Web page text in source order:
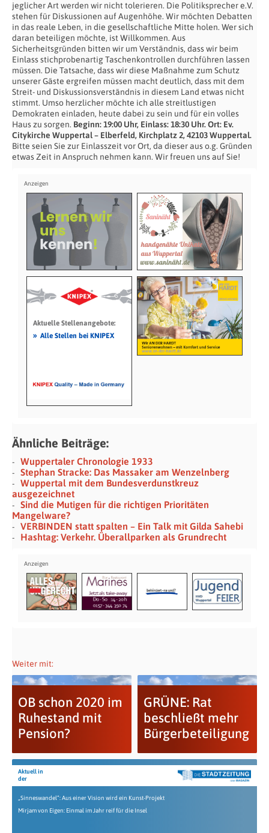
jeglicher Art werden wir nicht tolerieren. Die Politiksprecher e.V.
stehen für Diskussionen auf Augenhöhe. Wir möchten Debatten
in das reale Leben, in die gesellschaftliche Mitte holen. Wer sich
daran beteiligen möchte, ist Willkommen. Aus
Sicherheitsgründen bitten wir um Verständnis, dass wir beim
Einlass stichprobenartig Taschenkontrollen durchführen lassen
müssen. Die Tatsache, dass wir diese Maßnahme zum Schutz
unserer Gäste ergreifen müssen macht deutlich, dass mit dem
Streit- und Diskussionsverständnis in diesem Land etwas nicht
stimmt. Umso herzlicher möchte ich alle streitlustigen
Demokraten einladen, heute dabei zu sein und für ein volles
Haus zu sorgen. Beginn: 19:00 Uhr, Einlass: 18:30 Uhr.Ort: Ev.
Citykirche Wuppertal – Elberfeld, Kirchplatz 2, 42103 Wuppertal.
Bitte seien Sie zur Einlasszeit vor Ort, da dieser aus o.g. Gründen
etwas Zeit in Anspruch nehmen kann. Wir freuen uns auf Sie!
Aktuelle Stellenangebote:
» Alle Stellen bei KNIPEX
Ähnliche Beiträge:
Wuppertaler Chronologie 1933
Stephan Stracke: Das Massaker am Wenzelnberg
Wuppertal mit dem Bundesverdunstkreuz
ausgezeichnet
Sind die Mutigen für die richtigen Prioritäten
Mangelware?
VERBINDEN statt spalten – Ein Talk mit Gilda Sahebi
Hashtag: Verkehr. Überallparken als Grundrecht
Weiter mit:
OB schon 2020 im
Ruhestand mit
Pension?
GRÜNE: Rat
beschließt mehr
Bürgerbeteiligung
Aktuell in
der
„Sinneswandel“: Aus einer Vision wird ein Kunst-Projekt
Mirjam von Eigen: Einmal im Jahr reif für die Insel